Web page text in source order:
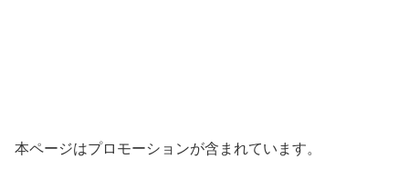
本ページはプロモーションが含まれています。